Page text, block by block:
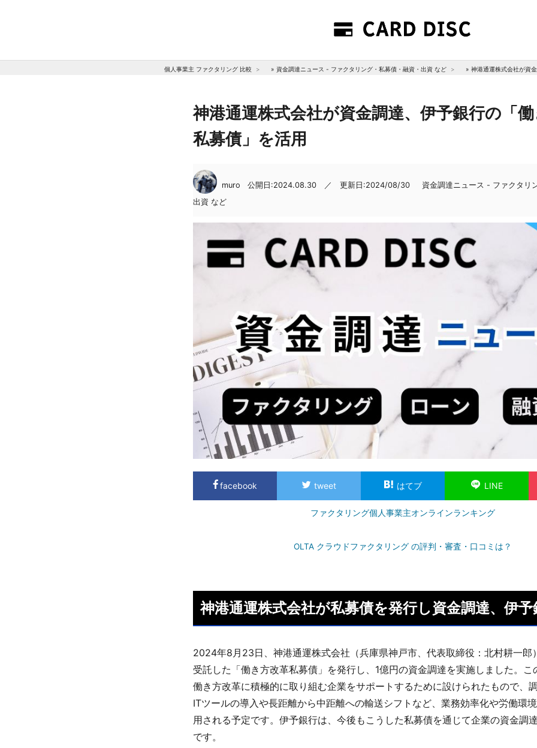
個人事業主 ファクタリング 比較 » 資金調達ニュース - ファクタリング・私募債・融資・出資 など » 神港通運株式会社が資
神港通運株式会社が資金調達、伊予銀行の「
私募債」を活用
muro 公開日:2024.08.30 ／ 更新日:2024/08/30
資金調達ニュース - ファクタリ
出資 など
facebook tweet はてブ LINE
ファクタリング個人事業主オンラインランキング
OLTA クラウドファクタリング の評判・審査・口コミは？
神港通運株式会社が私募債を発行し資金調達、伊
2024年8月23日、神港通運株式会社（兵庫県神戸市、代表取締役：北村耕一郎
受託した「働き方改革私募債」を発行し、1億円の資金調達を実施しました。こ
働き方改革に積極的に取り組む企業をサポートするために設けられたもので、調
ITツールの導入や長距離から中距離への輸送シフトなど、業務効率化や労働環
用される予定です。伊予銀行は、今後もこうした私募債を通じて企業の資金調
です。